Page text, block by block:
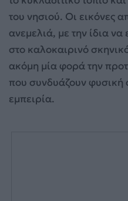
του νησιού. Οι εικόνες
ανεμελιά, με την ίδια
στο καλοκαιρινό
ακόμη μία φορά την
που συνδυάζουν φυσική
εμπειρία.